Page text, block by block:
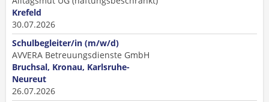
Krefeld
30.07.2026
Schulbegleiter/in (m/w/d)
AVVERA Betreuungsdienste GmbH
Bruchsal, Kronau, Karlsruhe-
Neureut
26.07.2026